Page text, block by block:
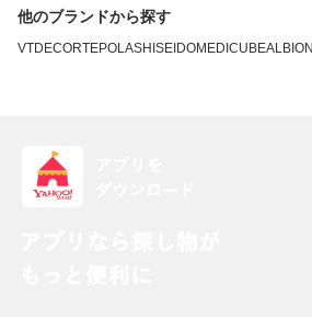
他のブランドから探す
VTDECORTEPOLASHISEIDOMEDICUBEALBION